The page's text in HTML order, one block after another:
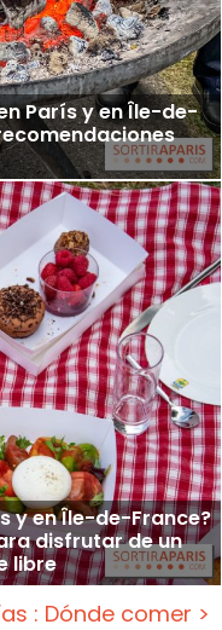
París y en Île-de-
y en Île-de-France?
disfrutar de un
libre
: Dónde comer >